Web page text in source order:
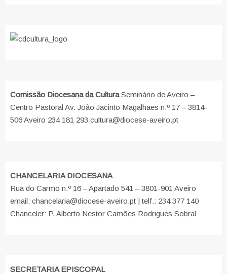
Comissão Diocesana da CulturaSeminário de Aveiro –
Centro Pastoral Av. João Jacinto Magalhaes n.º 17 – 3814-
506 Aveiro 234 181 293 cultura@diocese-aveiro.pt
CHANCELARIA DIOCESANA
Rua do Carmo n.º 16 – Apartado 541 – 3801-901 Aveiro
email: chancelaria@diocese-aveiro.pt | telf.: 234 377 140
Chanceler: P. Alberto Nestor Camões Rodrigues Sobral
SECRETARIA EPISCOPAL